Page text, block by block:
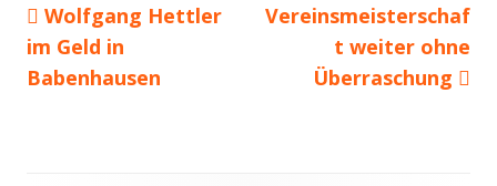
Beitragsnavigation
Vorheriger
Beitrag:
Wolfgang Hettler
im Geld in
Babenhausen
Nächster
Beitrag
Vereinsmeisterschaf
t weiter ohne
Überraschung